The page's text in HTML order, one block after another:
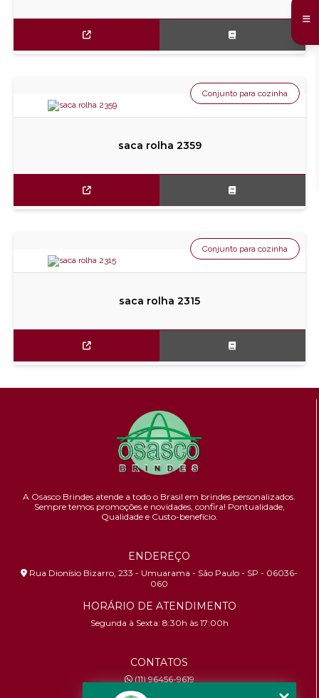
saca rolha 2359
Conjunto para cozinha
saca rolha 2315
Conjunto para cozinha
A Osasco Brindes atende a todo o Brasil em brindes personalizados.
Sempre temos promoções e novidades, confira! Pontualidade,
Qualidade e Custo-benefício.
ENDEREÇO
Rua Dionísio Bizarro, 233 - Umuarama - São Paulo - SP - 06036-
060
HORÁRIO DE ATENDIMENTO
Segunda à Sexta: 8:30h às 17:00h
CONTATOS
(11) 96456-9619
contato@osascobrindes.com.br